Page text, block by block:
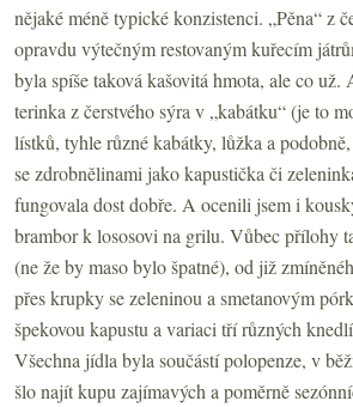
nějaké méně typické konzistenci. „Pěna“ z
opravdu výtečným restovaným kuřecím
byla spíše taková kašovitá hmota, ale co už.
terinka z čerstvého sýra v „kabátku“ (je to
lístků, tyhle různé kabátky, lůžka a
se zdrobnělinami jako kapustička či
fungovala dost dobře. A ocenili jsem i
brambor k lososovi na grilu. Vůbec přílohy
(ne že by maso bylo špatné), od již
přes krupky se zeleninou a smetanovým
špekovou kapustu a variaci tří různých
Všechna jídla byla součástí polopenze, v
šlo najít kupu zajímavých a poměrně